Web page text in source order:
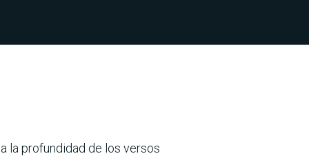
la profundidad de los versos